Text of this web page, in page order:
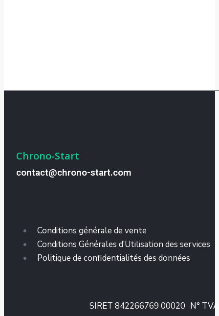
Chrono-Start
contact@chrono-start.com
Conditions générale de vente
Conditions Générales d’Utilisation des services
Politique de confidentialités des données
SIRET 842266769 00020 N°